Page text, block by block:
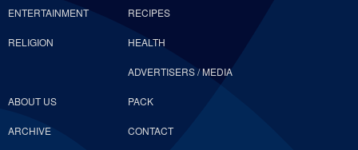
ENTERTAINMENT RECIPES
RELIGION HEALTH
ABOUT US
ADVERTISERS / MEDIA
PACK
ARCHIVE CONTACT